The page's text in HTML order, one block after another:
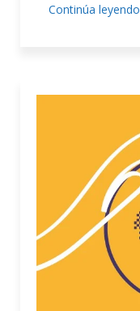
Continúa leyendo